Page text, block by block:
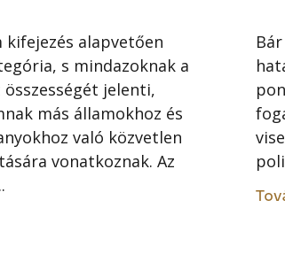
alapvetően
s mindazoknak a
jelenti,
más államokhoz és
való közvetlen
vonatkoznak. Az